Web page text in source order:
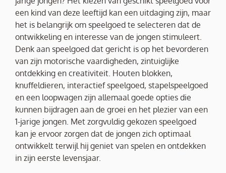
een kind van deze leeftijd kan een uitdaging zijn, maar
het is belangrijk om speelgoed te selecteren dat de
ontwikkeling en interesse van de jongen stimuleert.
Denk aan speelgoed dat gericht is op het bevorderen
van zijn motorische vaardigheden, zintuiglijke
ontdekking en creativiteit. Houten blokken,
knuffeldieren, interactief speelgoed, stapelspeelgoed
en een loopwagen zijn allemaal goede opties die
kunnen bijdragen aan de groei en het plezier van een
1-jarige jongen. Met zorgvuldig gekozen speelgoed
kan je ervoor zorgen dat de jongen zich optimaal
ontwikkelt terwijl hij geniet van spelen en ontdekken
in zijn eerste levensjaar.